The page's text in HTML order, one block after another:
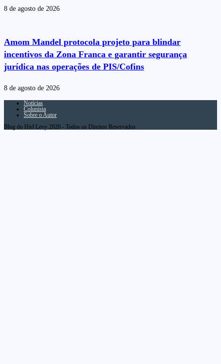
8 de agosto de 2026
Amom Mandel protocola projeto para blindar
incentivos da Zona Franca e garantir segurança
jurídica nas operações de PIS/Cofins
8 de agosto de 2026
Notícias
Colunista
Sobre o Autor
Blog do Hiel Levy 2020 - Todos os Direitos Reservados